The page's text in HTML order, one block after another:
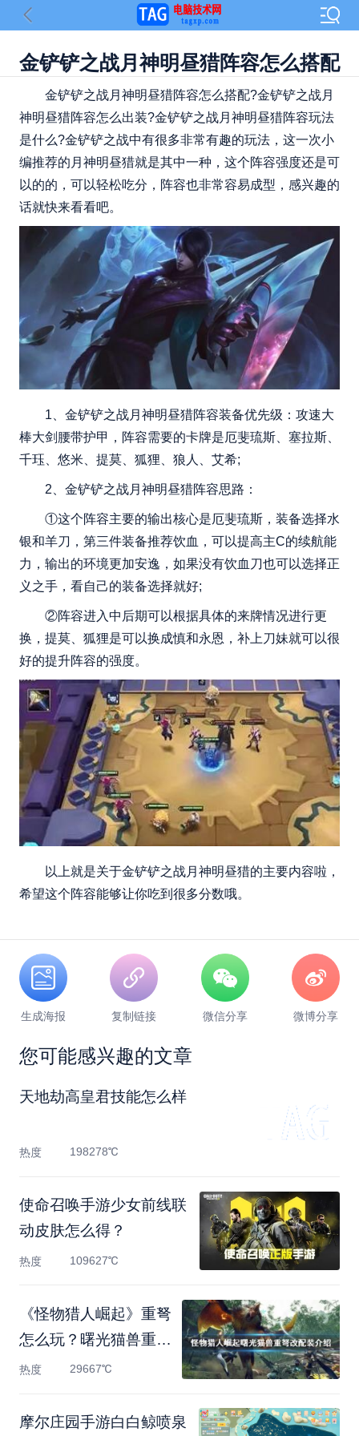
金铲铲之战月神明昼猎阵容怎么搭配
金铲铲之战月神明昼猎阵容怎么搭配?金铲铲之战月
神明昼猎阵容怎么出装?金铲铲之战月神明昼猎阵容玩法
是什么?金铲铲之战中有很多非常有趣的玩法，这一次小
编推荐的月神明昼猎就是其中一种，这个阵容强度还是可
以的的，可以轻松吃分，阵容也非常容易成型，感兴趣的
话就快来看看吧。
1、金铲铲之战月神明昼猎阵容装备优先级：攻速大
棒大剑腰带护甲，阵容需要的卡牌是厄斐琉斯、塞拉斯、
千珏、悠米、提莫、狐狸、狼人、艾希;
2、金铲铲之战月神明昼猎阵容思路：
①这个阵容主要的输出核心是厄斐琉斯，装备选择水
银和羊刀，第三件装备推荐饮血，可以提高主C的续航能
力，输出的环境更加安逸，如果没有饮血刀也可以选择正
义之手，看自己的装备选择就好;
②阵容进入中后期可以根据具体的来牌情况进行更
换，提莫、狐狸是可以换成慎和永恩，补上刀妹就可以很
好的提升阵容的强度。
以上就是关于金铲铲之战月神明昼猎的主要内容啦，
希望这个阵容能够让你吃到很多分数哦。
生成海报 复制链接 微信分享 微博分享
您可能感兴趣的文章
天地劫高皇君技能怎么样
热度 198278℃
使命召唤手游少女前线联
动皮肤怎么得？
热度 109627℃
《怪物猎人崛起》重弩
怎么玩？曙光猫兽重弩
改
热度 29667℃
摩尔庄园手游白白鲸喷泉